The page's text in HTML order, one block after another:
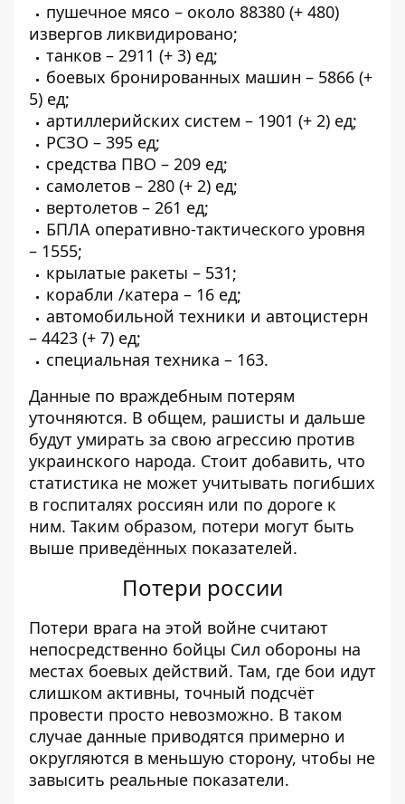
пушечное мясо – около 88380 (+ 480)
извергов ликвидировано;
танков – 2911 (+ 3) ед;
боевых бронированных машин – 5866 (+
5) ед;
артиллерийских систем – 1901 (+ 2) ед;
РСЗО – 395 ед;
средства ПВО – 209 ед;
самолетов – 280 (+ 2) ед;
вертолетов – 261 ед;
БПЛА оперативно-тактического уровня
– 1555;
крылатые ракеты – 531;
корабли /катера – 16 ед;
автомобильной техники и автоцистерн
– 4423 (+ 7) ед;
специальная техника – 163.
Данные по враждебным потерям
уточняются. В общем, рашисты и дальше
будут умирать за свою агрессию против
украинского народа. Стоит добавить, что
статистика не может учитывать погибших
в госпиталях россиян или по дороге к
ним. Таким образом, потери могут быть
выше приведённых показателей.
Потери россии
Потери врага на этой войне считают
непосредственно бойцы Сил обороны на
местах боевых действий. Там, где бои идут
слишком активны, точный подсчёт
провести просто невозможно. В таком
случае данные приводятся примерно и
округляются в меньшую сторону, чтобы не
завысить реальные показатели.